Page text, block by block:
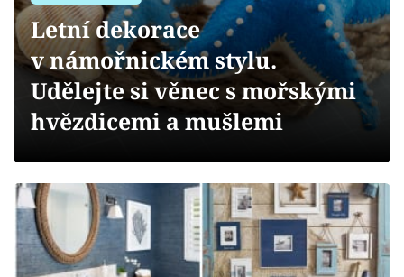
Přihlášení
Sledujte nás
Letní dekorace
v námořnickém stylu.
Udělejte si věnec s mořskými
hvězdicemi a mušlemi